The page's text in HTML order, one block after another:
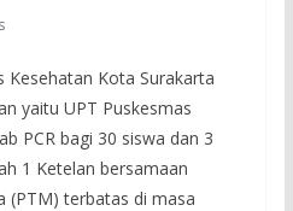
Kesehatan Kota Surakarta
yaitu UPT Puskesmas
PCR bagi 30 siswa dan 3
1 Ketelan bersamaan
(PTM) terbatas di masa